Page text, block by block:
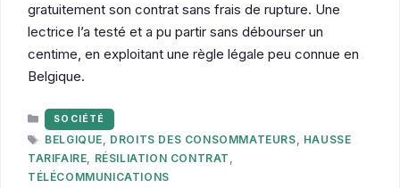
gratuitement son contrat sans frais de rupture. Une
lectrice l’a testé et a pu partir sans débourser un
centime, en exploitant une règle légale peu connue en
Belgique.
CATÉGORIES
SOCIÉTÉ
ÉTIQUETTES
BELGIQUE, DROITS DES CONSOMMATEURS, HAUSSE
TARIFAIRE, RÉSILIATION CONTRAT ,
TÉLÉCOMMUNICATIONS